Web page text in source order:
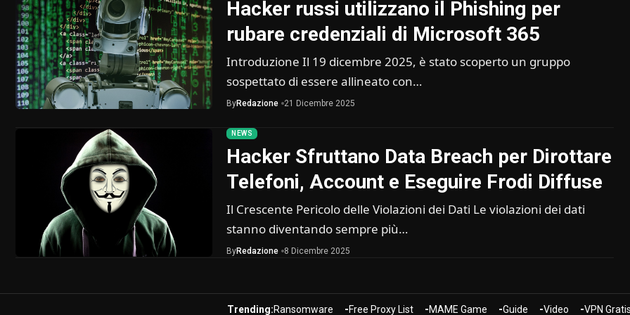
Hacker russi utilizzano il Phishing per
rubare credenziali di Microsoft 365
Introduzione Il 19 dicembre 2025, è stato scoperto un gruppo
sospettato di essere allineato con…
ByRedazione 21 Dicembre 2025
NEWS
Hacker Sfruttano Data Breach per Dirottare
Telefoni, Account e Eseguire Frodi Diffuse
Il Crescente Pericolo delle Violazioni dei Dati Le violazioni dei dati
stanno diventando sempre più…
ByRedazione 8 Dicembre 2025
Trending:Ransomware Free Proxy List MAME Game Guide Video VPN